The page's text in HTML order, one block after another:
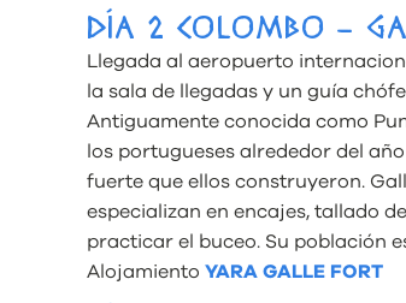
DÍA 2 COLOMBO –
Llegada al aeropuerto
la sala de llegadas y un guía
Antiguamente conocida como
los portugueses alrededor del
fuerte que ellos construyeron.
especializan en encajes, tallado
practicar el buceo. Su población
Alojamiento YARA GALLE FORT